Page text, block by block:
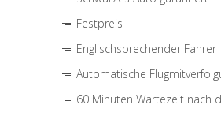
Festpreis
Englischsprechender Fahrer
Automatische
60 Minuten Wartezeit nach